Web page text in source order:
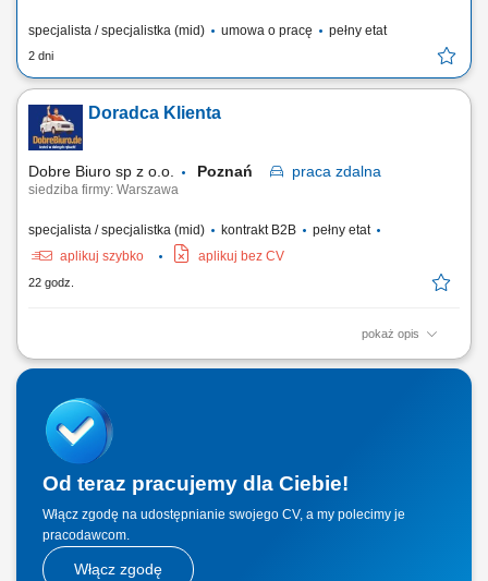
specjalista / specjalistka (mid) umowa o pracę pełny etat
2 dni
Doradca Klienta
Dobre Biuro sp z o.o. Poznań praca zdalna
siedziba firmy: Warszawa
specjalista / specjalistka (mid) kontrakt B2B
pełny etat
aplikuj szybko
aplikuj bez CV
22 godz.
pokaż opis
Twój zakres obowiązków: Telefoniczna obsługa klientów polskich;
nami na rozmowy przez naszą stronę www; zawieranie umów z
klientami na realizację naszych usług; nadzorowanie płatności;
zbieranie niezbędnych informacji...
Od teraz pracujemy dla Ciebie!
Włącz zgodę na udostępnianie swojego CV, a my polecimy je
pracodawcom.
Włącz zgodę